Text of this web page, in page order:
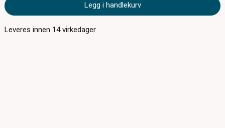
Legg i handlekurv
Leveres innen 14virkedager